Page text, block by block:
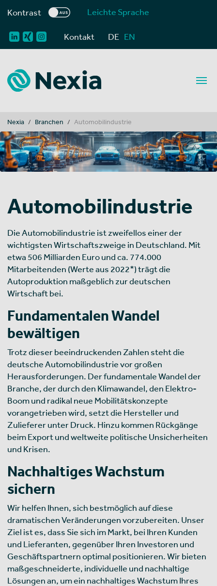
Kontrast Leichte Sprache
Kontakt DE EN
You are here:
Nexia Branchen Automobilindustrie
Automobilindustrie
Die Automobilindustrie ist zweifellos einer der
wichtigsten Wirtschaftszweige in Deutschland. Mit
etwa 506 Milliarden Euro und ca. 774.000
Mitarbeitenden (Werte aus 2022*) trägt die
Autoproduktion maßgeblich zur deutschen
Wirtschaft bei.
Fundamentalen Wandel
bewältigen
Trotz dieser beeindruckenden Zahlen steht die
deutsche Automobilindustrie vor großen
Herausforderungen. Der fundamentale Wandel der
Branche, der durch den Klimawandel, den Elektro-
Boom und radikal neue Mobilitätskonzepte
vorangetrieben wird, setzt die Hersteller und
Zulieferer unter Druck. Hinzu kommen Rückgänge
beim Export und weltweite politische Unsicherheiten
und Krisen.
Nachhaltiges Wachstum
sichern
Wir helfen Ihnen, sich bestmöglich auf diese
dramatischen Veränderungen vorzubereiten. Unser
Ziel ist es, dass Sie sich im Markt, bei Ihren Kunden
und Lieferanten, gegenüber Ihren Investoren und
Geschäftspartnern optimal positionieren. Wir bieten
maßgeschneiderte, individuelle und nachhaltige
Lösungen an, um ein nachhaltiges Wachstum Ihres